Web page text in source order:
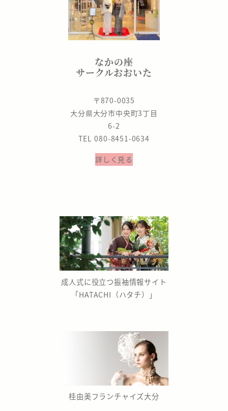
なかの座
サークルおおいた
〒870-0035
大分県大分市中央町3丁目
6-2
TEL 080-8451-0634
詳しく見る
成人式に役立つ振袖情報サイト
「HATACHI（ハタチ）」
桂由美フランチャイズ大分